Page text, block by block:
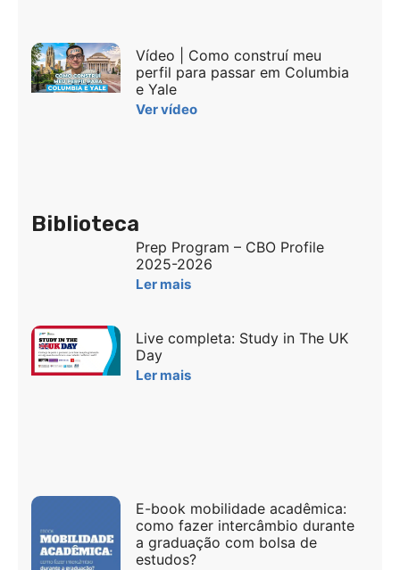
Vídeo | Como construí meu
perfil para passar em Columbia
e Yale
Ver vídeo
Biblioteca
Prep Program – CBO Profile
2025-2026
Ler mais
Live completa: Study in The UK
Day
Ler mais
E-book mobilidade acadêmica:
como fazer intercâmbio durante
a graduação com bolsa de
estudos?